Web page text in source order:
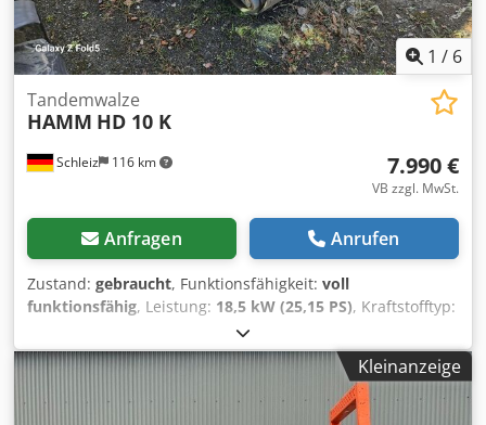
1 / 6
Schleiz 116 km
Tandemwalze
HAMM HD 10 K
7.990 €
VB zzgl. MwSt.
Anfragen Anrufen
Zustand: gebraucht, Funktionsfähigkeit: voll
funktionsfähig, Leistung: 18,5 kW (25,15 PS), Kraftstofftyp:
3.000 kg
Betriebsgewicht:2.500 kg, Baujahr:2001, HAMM HD 10 K
Dkjdpfx Akeyl Sbco Eer
Kleinanzeige